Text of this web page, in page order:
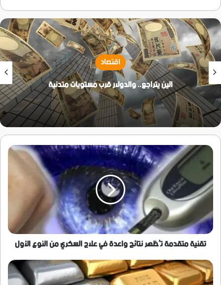
اقتصاد
الين يتراجع.. والدولار قرب مستويات متدنية
تقنية
متقدمة
تُظهر
نتائج
واعدة
في
علاج
السكري
منالنوع
الأول
تقنية متقدمة تُظهر نتائج واعدة في علاج السكري من النوع الأول
الذهب
والفضة